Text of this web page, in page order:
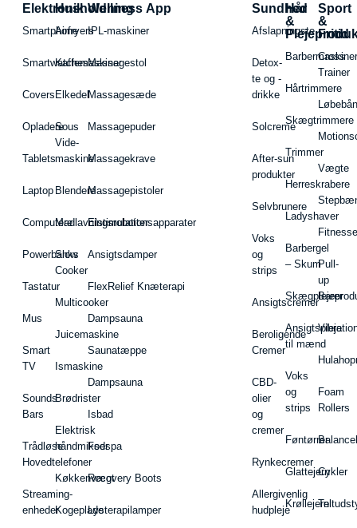
Elektronik
Smartphone
Smartwatches
Covers
Opladere
Tablets
Laptop
Computere
Powerbanks
Tastatur
Mus
Smart
TV
Sounds
Bars
Trådløse
Hovedtelefoner
Streaming-
enheder
Husholdning
Airfryers
Kaffemaskiner
Elkedel
Sous
Vide-
maskine
Blendere
Madlavningsrobotter
Slow
Cooker
Multicooker
Juicemaskine
Ismaskine
Brødrister
Elektrisk
håndmikser
Køkkenvægt
Kogeplade
Wellness App
IPL-maskiner
Massagestol
Massagesæde
Massagepuder
Massagekrave
Massagepistoler
Elstimulationsapparater
Ansigtsdamper
FlexRelief Knæterapi
Dampsauna
Saunatæppe
Dampsauna
Isbad
Fodspa
Recovery Boots
Lysterapilamper
Sundhed
Afslapningste
Detox-
te og -
drikke
Solcreme
After-sun
produkter
Selvbrunere
Voks
og
strips
Ansigtscremer
Beroligende
Cremer
CBD-
olier
og
cremer
Rynkecremer
Allergivenlig
hudpleje
Hår
&
Hårtrimmere
Skægtrimmere
Trimmer
Herreskrabere
Ladyshaver
Barbergel
– Skum
Ansigtspleje
til mænd
Voks
og
strips
Føntørrer
Glattejern
Krøllejern
Sport
&
Fritid
Cross
Trainer
Vægte
Pull-
up
Barer
Foam
Rollers
Cykler